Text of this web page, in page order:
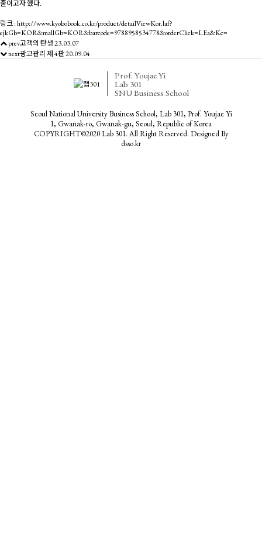
줄이고자 했다.
링크 :http://www.kyobobook.co.kr/product/detailViewKor.laf?
ejkGb=KOR&mallGb=KOR&barcode=9788958534778&orderClick=LEa&Kc=
prev고객의 탄생23.03.07
next광고관리 제 4판20.09.04
Prof. Youjae Yi
Lab 301
SNU Business School
Seoul National University Business School, Lab 301, Prof. Youjae Yi
1, Gwanak-ro, Gwanak-gu, Seoul, Republic of Korea
COPYRIGHT©2020 Lab 301. All Right Reserved. Designed By
dsso.kr